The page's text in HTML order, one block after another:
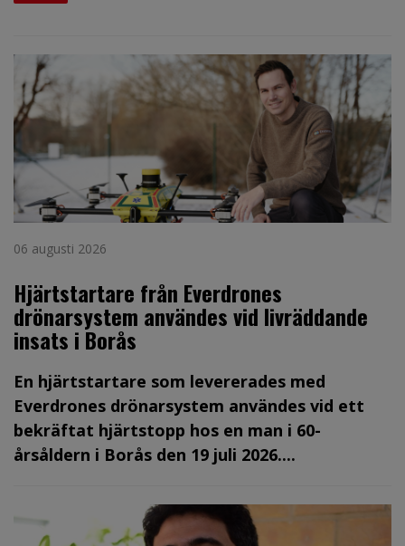
06 augusti 2026
Hjärtstartare från Everdrones
drönarsystem användes vid livräddande
insats i Borås
En hjärtstartare som levererades med
Everdrones drönarsystem användes vid ett
bekräftat hjärtstopp hos en man i 60-
årsåldern i Borås den 19 juli 2026....